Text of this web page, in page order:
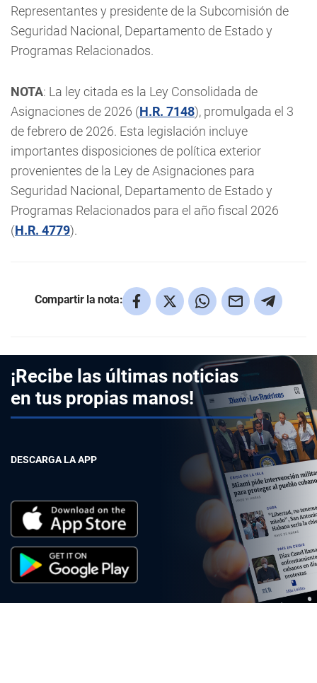
Representantes y presidente de la Subcomisión de
Seguridad Nacional, Departamento de Estado y
Programas Relacionados.
NOTA: La ley citada es la Ley Consolidada de
Asignaciones de 2026 (H.R. 7148), promulgada el 3
de febrero de 2026. Esta legislación incluye
importantes disposiciones de política exterior
provenientes de la Ley de Asignaciones para
Seguridad Nacional, Departamento de Estado y
Programas Relacionados para el año fiscal 2026
(H.R. 4779).
Compartir la nota:
¡Recibe las últimas noticias
en tus propias manos!
DESCARGA LA APP